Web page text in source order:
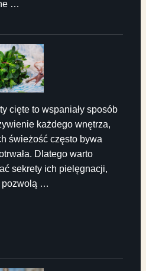
…
cięte to wspaniały sposób
każdego wnętrza,
świeżość często bywa
Dlatego warto
sekrety ich pielęgnacji,
pozwolą …